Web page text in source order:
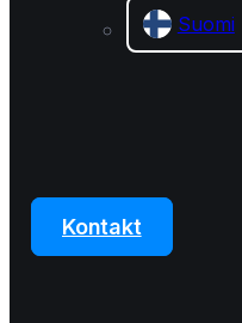
Suomi
Kontakt